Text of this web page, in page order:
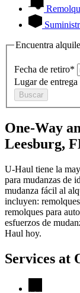
Encuentra
Fecha de retiro*
Lugar de entrega
Buscar
One-Way
Leesburg,
U-Haul tiene la
para mudanzas de
mudanza fácil al
incluyen:
remolques para
esfuerzos de
Haul hoy.
Services at